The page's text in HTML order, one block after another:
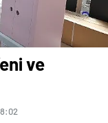
ve